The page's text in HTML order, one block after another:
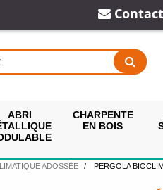
ABRI
CHARPENTE
EN BOIS
ADOSSÉE PERGOLA